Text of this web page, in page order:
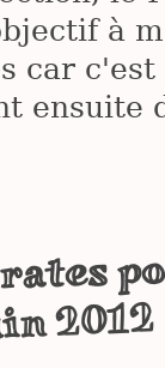
à
car
ensuite
2012